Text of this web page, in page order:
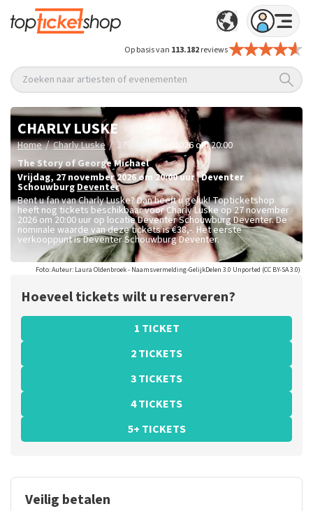
Op basis van 113.182reviews
Zoeken naar artiesten of evenementen
CHARLY LUSKE
Home / Charly Luske / 27 november 2026 om 20:00
The Story of George Michael
vrijdag, 27 november 2026 om 20:00uur|Deventer
SchouwburgDeventer
Bent u fan van Charly Luske? Dan heeft u geluk! Topticketshop
heeft nog tickets beschikbaar voor Charly Luske op 27 november
2026 om 20:00 uur op locatie Deventer Schouwburg Deventer. De
nominale waarde van deze tickets is€38,-. Het eerste
verkooppunt is Deventer Schouwburg Deventer.
Foto: Auteur: Laura Oldenbroek - Naamsvermelding-GelijkDelen 3.0 Unported (CC BY-SA 3.0)
Hoeveel tickets wilt u reserveren?
1 TICKET
2 TICKETS
3 TICKETS
4 TICKETS
5+ TICKETS
Veilig betalen